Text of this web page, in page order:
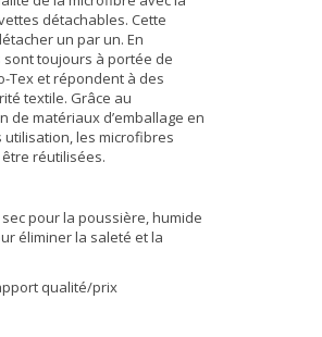
détachables. Cette
un par un. En
toujours à portée de
Tex et répondent à des
textile. Grâce au
de matériaux d’emballage en
les microfibres
réutilisées.
pour la poussière, humide
éliminer la saleté et la
qualité/prix